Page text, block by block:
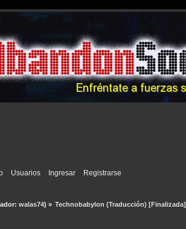
Usuarios Ingresar Registrarse
walas74) » Technobabylon (Traducción) [Finalizada]